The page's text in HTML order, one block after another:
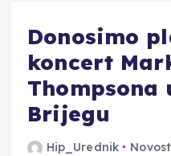
Donosimo
koncert
Thompsona
Brijegu
Hip_Urednik